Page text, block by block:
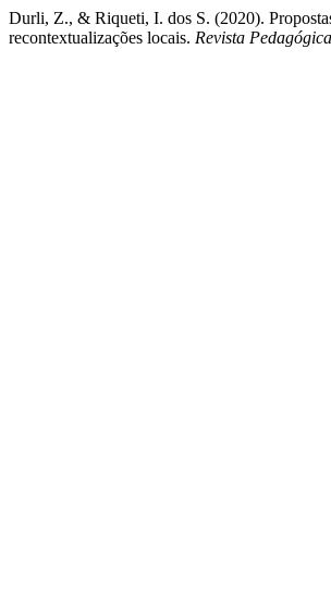
Durli, Z., & Riqueti, I. dos S. (2020).
recontextualizações locais. Revista Pedagógica